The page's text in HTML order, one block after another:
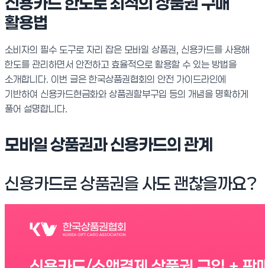
활용법
소비자의 필수 도구로 자리 잡은 모바일 상품권, 신용카드를 사용해
한도를 관리하면서 안전하고 효율적으로 활용할 수 있는 방법을
소개합니다. 이번 글은 한국상품권협회의 안전 가이드라인에
기반하여 신용카드현금화와 상품권할부구입 등의 개념을 명확하게
풀어 설명합니다.
모바일 상품권과 신용카드의 관계
신용카드로 상품권을 사도 괜찮을까요?